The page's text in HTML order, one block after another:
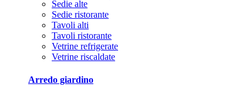
Sedie alte
Sedie ristorante
Tavoli alti
Tavoli ristorante
Vetrine refrigerate
Vetrine riscaldate
Arredo giardino